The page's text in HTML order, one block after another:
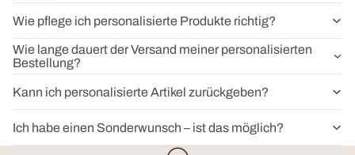
Wie pflege ich personalisierte Produkte richtig?
Wie lange dauert der Versand meiner personalisierten
Bestellung?
Kann ich personalisierte Artikel zurückgeben?
Ich habe einen Sonderwunsch – ist das möglich?